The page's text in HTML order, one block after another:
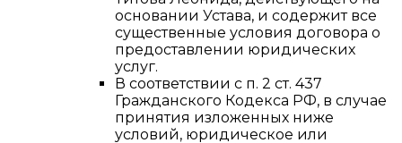
основании Устава, и содержит все
существенные условия договора о
предоставлении юридических
услуг.
В соответствии с п. 2 ст. 437
Гражданского Кодекса РФ, в случае
принятия изложенных ниже
условий, юридическое или